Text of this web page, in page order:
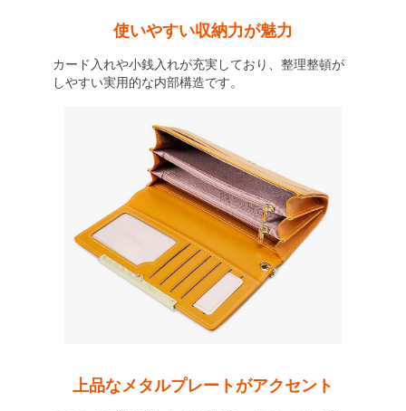
使いやすい収納力が魅力
カード入れや小銭入れが充実しており、整理整頓が
しやすい実用的な内部構造です。
上品なメタルプレートがアクセント